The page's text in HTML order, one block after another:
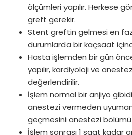
ölçümleri yapılır. Herkese
greft gerekir.
Stent greftin gelmesi en
durumlarda bir kaçsaat
Hasta işlemden bir gün önce
yapılır, kardiyoloji ve
değerlendirilir.
İşlem normal bir anjiyo
anestezi vermeden
geçmesini anestezi bölümü
İşlem sonrası 1 saat kadar